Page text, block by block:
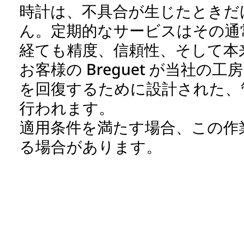
時計は、不具合が生じたとき
ん。定期的なサービスはその
経ても精度、信頼性、そして本
お客様の Breguet が当社の工
を回復するために設計された
行われます。
適用条件を満たす場合、この
る場合があります。